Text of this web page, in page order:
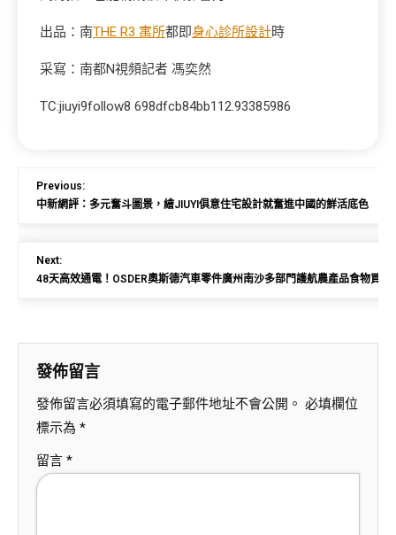
出品：南THE R3 寓所都即身心診所設計時
采寫：南都N視頻記者 馮奕然
TC:jiuyi9follow8 698dfcb84bb112.93385986
Previous:
中新網評：多元奮斗圖景，繪JIUYI俱意住宅設計就奮進中國的鮮活底色
Next:
48天高效通電！OSDER奧斯德汽車零件廣州南沙多部門護航農產品食物買賣
發佈留言
發佈留言必須填寫的電子郵件地址不會公開。 必填欄位
標示為 *
留言 *